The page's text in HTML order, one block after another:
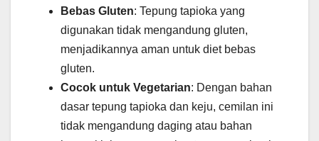
Bebas Gluten: Tepung tapioka yang
digunakan tidak mengandung gluten,
menjadikannya aman untuk diet bebas
gluten.
Cocok untuk Vegetarian: Dengan bahan
dasar tepung tapioka dan keju, cemilan ini
tidak mengandung daging atau bahan